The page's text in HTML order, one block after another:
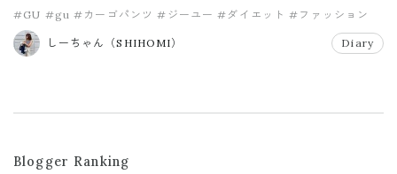
#GU #gu #カーゴパンツ #ジーユー #ダイエット #ファッション
しーちゃん（SHIHOMI） Diary
Blogger Ranking